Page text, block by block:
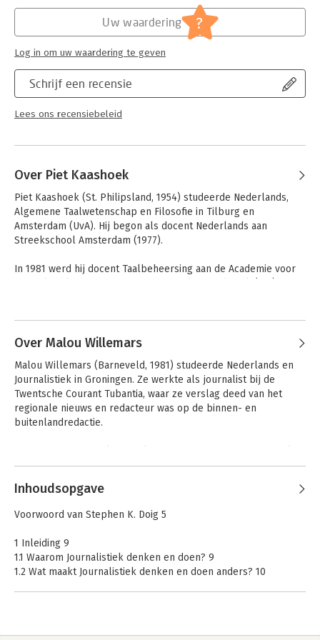
Communicatie en media
Schrijf een recensie
Lees ons recensiebeleid
Uw waardering ?
Log in om uw waardering te geven
Over Piet Kaashoek
Piet Kaashoek (St. Philipsland, 1954) studeerde Nederlands,
Algemene Taalwetenschap en Filosofie in Tilburg en
Amsterdam (UvA). Hij begon als docent Nederlands aan
Streekschool Amsterdam (1977).
In 1981 werd hij docent Taalbeheersing aan de Academie voor
(journalistieke) data. Sinds 2009 is hij tevens
Hij hoopt binnenkort te promoveren op een onderzoek naar
sociale, syntactische en semantische netwerken (rondom
illegalen en terroristen) in journalistieke teksten (Vrije
Universiteit Amsterdam).
Over Malou Willemars
Malou Willemars (Barneveld, 1981) studeerde Nederlands en
Journalistiek in Groningen. Ze werkte als journalist bij de
Twentsche Courant Tubantia, waar ze verslag deed van het
regionale nieuws en redacteur was op de binnen- en
buitenlandredactie.
Journalistiek. Ze begeleidt studenten bij het doen van
laatste fase van hun opleiding. Ze specialiseert zich daarbij in
professionele diversiteit en de ontwikkeling van persoonlijke
beroepsopvattingen van individuele studenten.
In 2014 promoveerde ze aan de Radboud Universiteit Nijmegen
op een onderzoek naar de veranderende democratische rollen
van journalisten in het publieke debat.
Inhoudsopgave
Voorwoord van Stephen K. Doig 5
1 Inleiding 9
1.1 Waarom Journalistiek denken en doen? 9
1.2 Wat maakt Journalistiek denken en doen anders? 10